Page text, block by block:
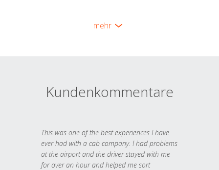
mehr
Kundenkommentare
This was one of the best experiences I have
ever had with a cab company. I had problems
at the airport and the driver stayed with me
for over an hour and helped me sort